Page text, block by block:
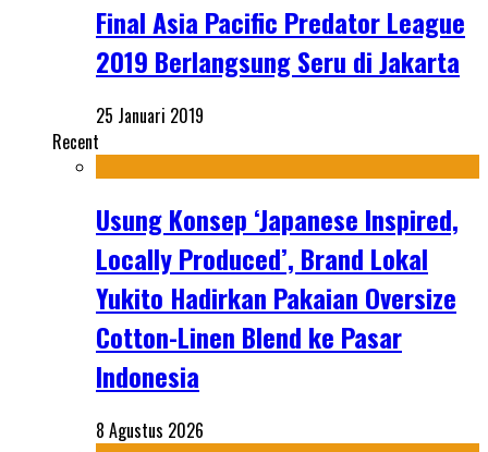
Final Asia Pacific Predator League
2019 Berlangsung Seru di Jakarta
25 Januari 2019
Recent
Usung Konsep ‘Japanese Inspired,
Locally Produced’, Brand Lokal
Yukito Hadirkan Pakaian Oversize
Cotton-Linen Blend ke Pasar
Indonesia
8 Agustus 2026